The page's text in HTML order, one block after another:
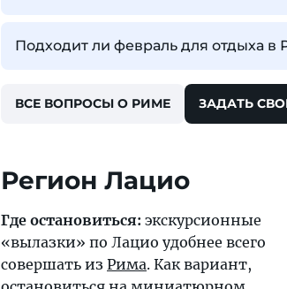
Подходит ли февраль для отдыха в
ВСЕ ВОПРОСЫ О РИМЕ ЗАДАТЬ
Регион Лацио
Где остановиться: экскурсионные
«вылазки» по Лацио удобнее всего
совершать из Рима. Как вариант,